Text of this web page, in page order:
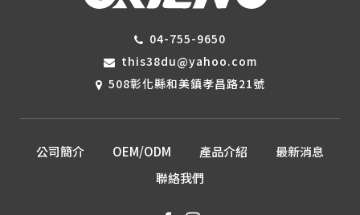
04-755-9650
this38du@yahoo.com
508彰化縣和美鎮孝昌路21號
公司簡介 OEM/ODM 產品介紹
最新消息
聯絡我們